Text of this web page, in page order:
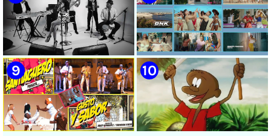
🟡 Rose Díaz || ¨Yo soy el Punto
Cubano¨ (Autores: Celina
González y Reutilio
Domínguez) || Director:
Yuliades Mariño Cabello ||
Música popular tradicional
cubana - Punto Cubano -
Punto Guajiro || Videoclip ||
CUBA
🟡 Yolie - ¨Alócate¨ - Videoclip -
Dirección: Pedro Vázquez
🟡 Lázaro Valdés & Bamboleo -
¨Necesito tiempo¨ - Videoclip -
Dirección: Salamandra
🟡 Boni & Kelly (BNK) - ¨Un
pasito por América¨ - Videoclip
- Dirección: Ernesto Fundora